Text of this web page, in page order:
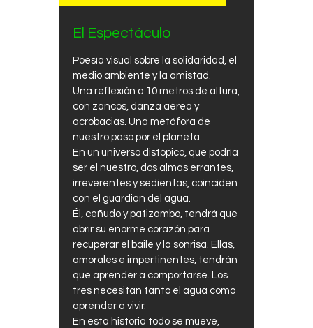
El Espectáculo
Poesía visual sobre la solidaridad, el
medio ambiente y la amistad.
Una reflexión a 10 metros de altura,
con zancos, danza aérea y
acrobacias. Una metáfora de
nuestro paso por el planeta.
En un universo distópico, que podría
ser el nuestro, dos almas errantes,
irreverentes y sedientas, coinciden
con el guardián del agua.
Él, ceñudo y patizambo, tendrá que
abrir su enorme corazón para
recuperar el baile y la sonrisa. Ellas,
amorales e impertinentes, tendrán
que aprender a comportarse. Los
tres necesitan tanto el agua como
aprender a vivir.
En esta historia todo se mueve,